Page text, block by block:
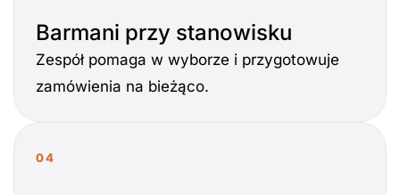
Barmani przy stanowisku
Zespół pomaga w wyborze i przygotowuje
zamówienia na bieżąco.
04